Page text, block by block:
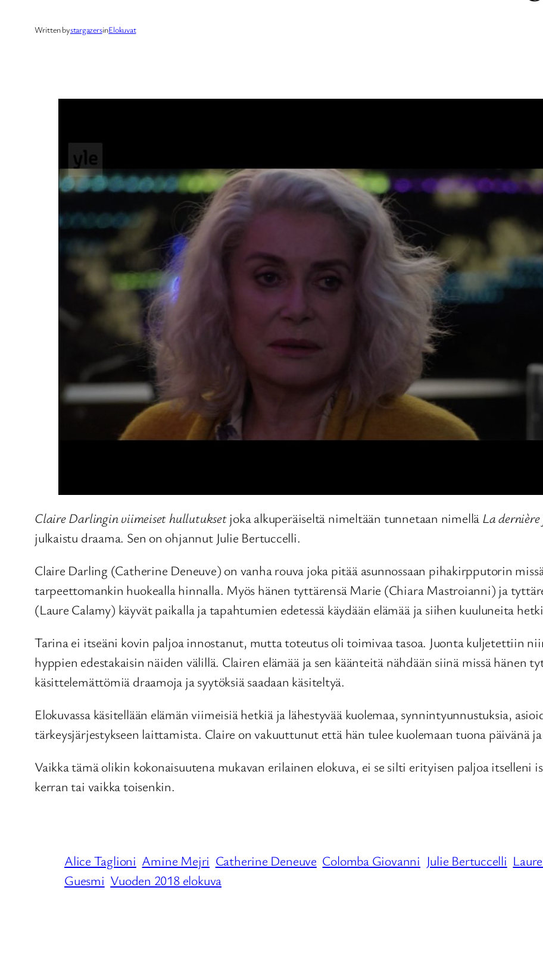
Written bystargazersinElokuvat
Claire Darlingin viimeiset hullutuksetjoka alkuperäiseltä nimeltään tunnetaan nimellä La
julkaistu draama. Sen on ohjannut Julie Bertuccelli.
Claire Darling (Catherine Deneuve) on vanha rouva joka pitää asunnossaan pihakirpputorin
tarpeettomankin huokealla hinnalla. Myös hänen tyttärensä Marie (Chiara Mastroianni) ja
(Laure Calamy) käyvät paikalla ja tapahtumien edetessä käydään elämää ja siihen kuuluneita
Tarina ei itseäni kovin paljoa innostanut, mutta toteutus oli toimivaa tasoa. Juonta kuljetettiin
hyppien edestakaisin näiden välillä. Clairen elämää ja sen käänteitä nähdään siinä missä hänen
käsittelemättömiä draamoja ja syytöksiä saadaan käsiteltyä.
Elokuvassa käsitellään elämän viimeisiä hetkiä ja lähestyvää kuolemaa, synnintyunnustuksia,
tärkeysjärjestykseen laittamista. Claire on vakuuttunut että hän tulee kuolemaan tuona päivänä
Vaikka tämä olikin kokonaisuutena mukavan erilainen elokuva, ei se silti erityisen paljoa itselleni
kerran tai vaikka toisenkin.
Alice Taglioni Amine Mejri Catherine Deneuve Colomba Giovanni Julie Bertuccelli
Guesmi Vuoden 2018 elokuva